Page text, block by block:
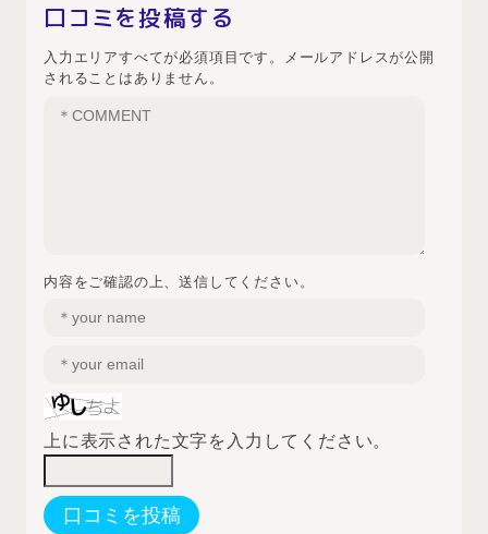
口コミを投稿する
入力エリアすべてが必須項目です。メールアドレスが公開
されることはありません。
内容をご確認の上、送信してください。
上に表示された文字を入力してください。